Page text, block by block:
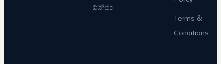
వినోదం
Terms &
Conditions